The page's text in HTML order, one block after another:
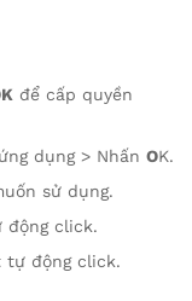
để cấp quyền
dụng > Nhấn OK.
sử dụng.
động click.
tự động click.